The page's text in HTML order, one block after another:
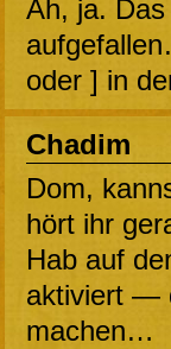
Äh, ja.
oder ] in
Chadim
Dom,
hört ihr
Hab auf
aktiviert —
machen…